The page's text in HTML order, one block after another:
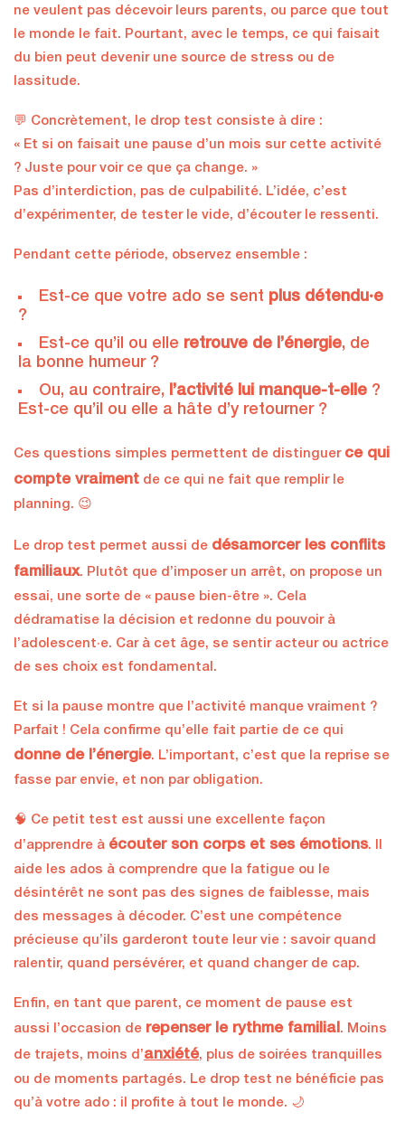
ne veulent pas décevoir leurs parents, ou parce que tout
le monde le fait. Pourtant, avec le temps, ce qui faisait
du bien peut devenir une source de stress ou de
lassitude.
💬 Concrètement, le drop test consiste à dire :
« Et si on faisait une pause d’un mois sur cette activité
? Juste pour voir ce que ça change. »
Pas d’interdiction, pas de culpabilité. L’idée, c’est
d’expérimenter, de tester le vide, d’écouter le ressenti.
Pendant cette période, observez ensemble :
Est-ce que votre ado se sent plus détendu·e
?
Est-ce qu’il ou elle retrouve de l’énergie, de
la bonne humeur ?
Ou, au contraire, l’activité lui manque-t-elle ?
Est-ce qu’il ou elle a hâte d’y retourner ?
Ces questions simples permettent de distinguer ce qui
compte vraiment de ce qui ne fait que remplir le
planning. 😉
Le drop test permet aussi de désamorcer les conflits
familiaux. Plutôt que d’imposer un arrêt, on propose un
essai, une sorte de « pause bien-être ». Cela
dédramatise la décision et redonne du pouvoir à
l’adolescent·e. Car à cet âge, se sentir acteur ou actrice
de ses choix est fondamental.
Et si la pause montre que l’activité manque vraiment ?
Parfait ! Cela confirme qu’elle fait partie de ce qui
donne de l’énergie. L’important, c’est que la reprise se
fasse par envie, et non par obligation.
🧠 Ce petit test est aussi une excellente façon
d’apprendre à écouter son corps et ses émotions. Il
aide les ados à comprendre que la fatigue ou le
désintérêt ne sont pas des signes de faiblesse, mais
des messages à décoder. C’est une compétence
précieuse qu’ils garderont toute leur vie : savoir quand
ralentir, quand persévérer, et quand changer de cap.
Enfin, en tant que parent, ce moment de pause est
aussi l’occasion de repenser le rythme familial. Moins
de trajets, moins d’anxiété, plus de soirées tranquilles
ou de moments partagés. Le drop test ne bénéficie pas
qu’à votre ado : il profite à tout le monde. 🌙